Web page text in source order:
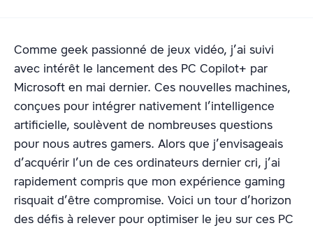
Comme geek passionné de jeux vidéo, j’ai suivi
avec intérêt le lancement des PC Copilot+ par
Microsoft en mai dernier. Ces nouvelles machines,
conçues pour intégrer nativement l’intelligence
artificielle, soulèvent de nombreuses questions
pour nous autres gamers. Alors que j’envisageais
d’acquérir l’un de ces ordinateurs dernier cri, j’ai
rapidement compris que mon expérience gaming
risquait d’être compromise. Voici un tour d’horizon
des défis à relever pour optimiser le jeu sur ces PC